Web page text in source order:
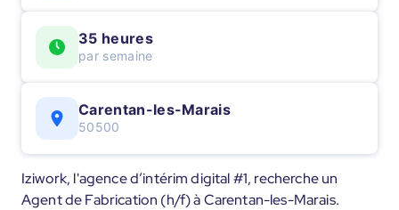
35 heures
par semaine
Carentan-les-Marais
50500
Iziwork, l'agence d’intérim digital #1, recherche un
Agent de Fabrication (h/f) à Carentan-les-Marais.